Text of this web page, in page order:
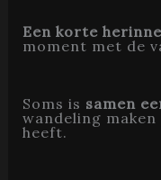
Een korte
moment met de
Soms is samen
wandeling
heeft.